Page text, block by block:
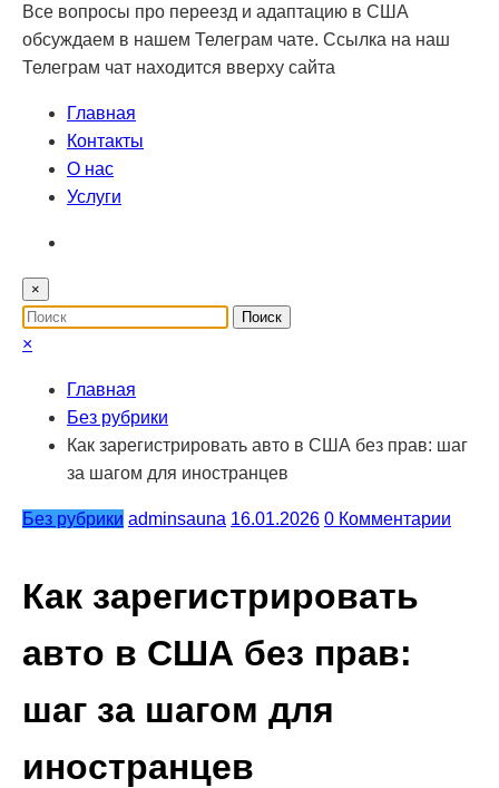
Все вопросы про переезд и адаптацию в США
обсуждаем в нашем Телеграм чате. Ссылка на наш
Телеграм чат находится вверху сайта
Главная
Контакты
О нас
Услуги
×
×
Главная
Без рубрики
Как зарегистрировать авто в США без прав: шаг
за шагом для иностранцев
Без рубрики adminsauna 16.01.2026 0 Комментарии
Как зарегистрировать
авто в США без прав:
шаг за шагом для
иностранцев